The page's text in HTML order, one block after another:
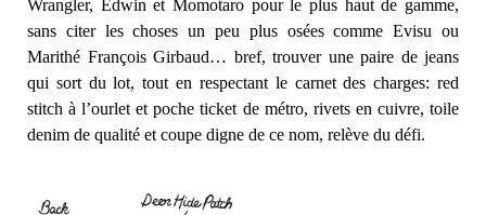
Wrangler, Edwin et Momotaro pour le plus haut de gamme,
sans citer les choses un peu plus osées comme Evisu ou
Marithé François Girbaud… bref, trouver une paire de jeans
qui sort du lot, tout en respectant le carnet des charges: red
stitch à l’ourlet et poche ticket de métro, rivets en cuivre, toile
denim de qualité et coupe digne de ce nom, relève du défi.